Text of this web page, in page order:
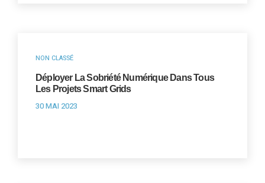
NON CLASSÉ
Déployer La Sobriété Numérique Dans Tous
Les Projets Smart Grids
30 MAI 2023